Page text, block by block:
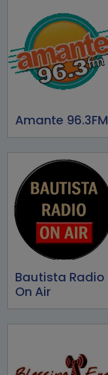
Amante 96.3FM
Bautista Radio
On Air